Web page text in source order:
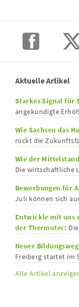
Aktuelle Artikel
Starkes Signal für
angekündigte
Wie Sachsen das
rückt die
Wie der
Die wirtschaftliche
Bewerbungen für
Juli können sich
Entwickle mit uns
der Thermotec:
Neuer
Freiberg startet im
Alle Artikel